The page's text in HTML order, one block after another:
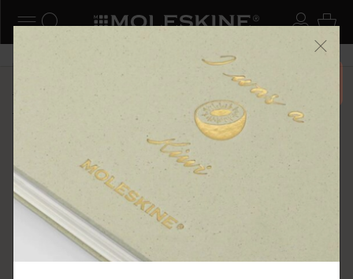
ナビゲーションの切替 ログ
検索 (キーワードなど) カ
6,500円以上のご購入で送料無料 メニ
ーを閉じる
ショップ
カイエ ＆ ジャーナル
カイエ ジャーナル